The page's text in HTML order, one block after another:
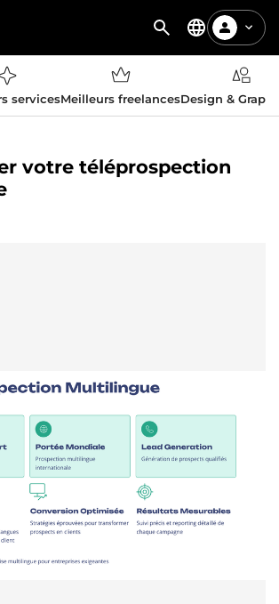
servicesMeilleurs freelancesDesign &
votre téléprospection